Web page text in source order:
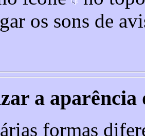
os sons de
a aparência
formas